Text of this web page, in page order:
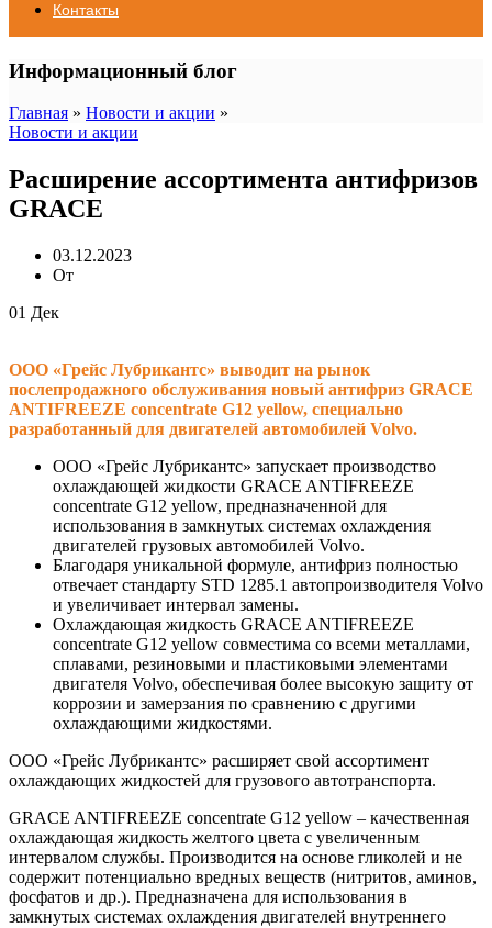
Контакты
Информационный блог
Главная » Новости и акции »
Новости и акции
Расширение ассортимента антифризов
GRACE
03.12.2023
От
01 Дек
ООО «Грейс Лубрикантс» выводит на рынок
послепродажного обслуживания новый антифриз GRACE
ANTIFREEZE concentrate G12 yellow, специально
разработанный для двигателей автомобилей Volvo.
ООО «Грейс Лубрикантс» запускает производство
охлаждающей жидкости GRACE ANTIFREEZE
concentrate G12 yellow, предназначенной для
использования в замкнутых системах охлаждения
двигателей грузовых автомобилей Volvo.
Благодаря уникальной формуле, антифриз полностью
отвечает стандарту STD 1285.1 автопроизводителя Volvo
и увеличивает интервал замены.
Охлаждающая жидкость GRACE ANTIFREEZE
concentrate G12 yellow совместима со всеми металлами,
сплавами, резиновыми и пластиковыми элементами
двигателя Volvo, обеспечивая более высокую защиту от
коррозии и замерзания по сравнению с другими
охлаждающими жидкостями.
ООО «Грейс Лубрикантс» расширяет свой ассортимент
охлаждающих жидкостей для грузового автотранспорта.
GRACE ANTIFREEZE concentrate G12 yellow – качественная
охлаждающая жидкость желтого цвета с увеличенным
интервалом службы. Производится на основе гликолей и не
содержит потенциально вредных веществ (нитритов, аминов,
фосфатов и др.). Предназначена для использования в
замкнутых системах охлаждения двигателей внутреннего